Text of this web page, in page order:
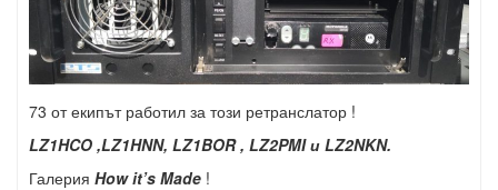
73 от екипът работил за този ретранслатор !
LZ1HCO ,LZ1HNN, LZ1BOR , LZ2PMI и LZ2NKN.
Галерия How it’s Made !